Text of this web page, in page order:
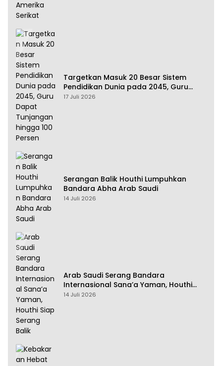
Targetkan Masuk 20 Besar Sistem
Pendidikan Dunia pada 2045, Guru
Dapat Tunjangan hingga 100 Persen
17 Juli 2026
Serangan Balik Houthi Lumpuhkan
Bandara Abha Arab Saudi
14 Juli 2026
Arab Saudi Serang Bandara
Internasional Sana’a Yaman, Houthi
Siap Serang Balik
14 Juli 2026